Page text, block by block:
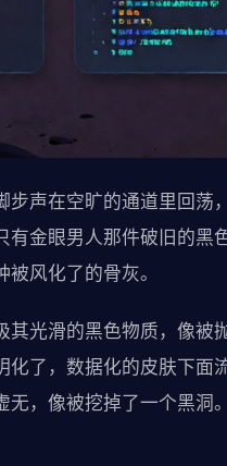
步声在空旷的通道里回荡
有金眼男人那件破旧的黑
风化了的骨灰。
光滑的黑色物质，像被
了，数据化的皮肤下面
，像被挖掉了一个黑洞。